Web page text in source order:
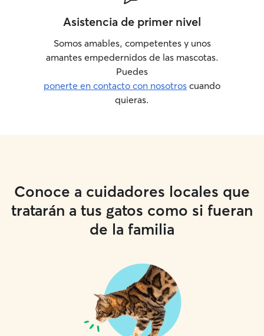
Asistencia de primer nivel
Somos amables, competentes y unos
amantes empedernidos de las mascotas.
Puedes
ponerte en contacto con nosotros cuando
quieras.
Conoce a cuidadores locales que
tratarán a tus gatos como si fueran
de la familia